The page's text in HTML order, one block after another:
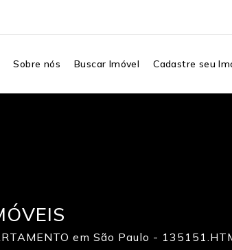
Sobre nós Buscar Imóvel Cadastre seu
em São Paulo -